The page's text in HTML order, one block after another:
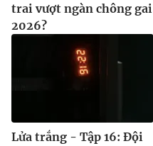
trai vượt ngàn chông gai
2026?
Lửa trắng - Tập 16: Đội